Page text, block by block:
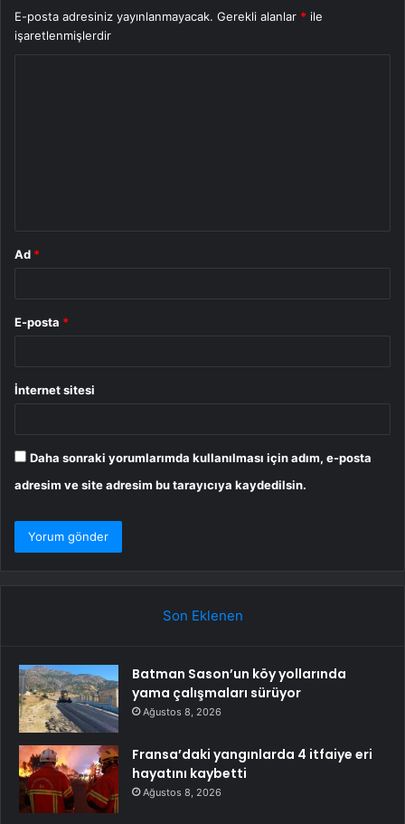
E-posta adresiniz yayınlanmayacak. Gerekli alanlar * ile
işaretlenmişlerdir
Ad *
E-posta *
İnternet sitesi
Daha sonraki yorumlarımda kullanılması için adım, e-posta
adresim ve site adresim bu tarayıcıya kaydedilsin.
Son Eklenen
Batman Sason’un köy yollarında
yama çalışmaları sürüyor
Ağustos 8, 2026
Fransa’daki yangınlarda 4 itfaiye eri
hayatını kaybetti
Ağustos 8, 2026